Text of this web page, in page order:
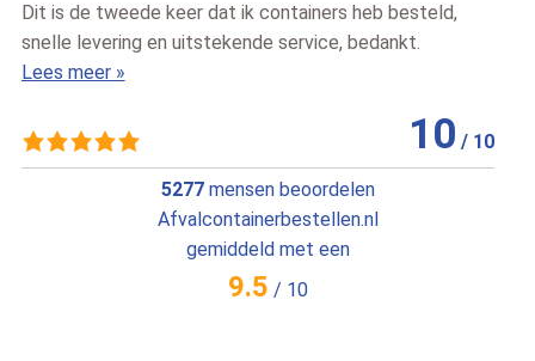
10
Super blij
Lees meer »
5277mensen beoordelen
Afvalcontainerbestellen.nl
gemiddeld met een
9.5 / 10